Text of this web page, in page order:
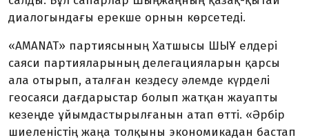
диалогындағы ерекше орнын көрсетеді.
«AMANAT» партиясының Хатшысы ШЫҰ елдері
саяси партияларының делегацияларын қарсы
ала отырып, аталған кездесу әлемде күрделі
геосаяси дағдарыстар болып жатқан жауапты
кезеңде ұйымдастырылғанын атап өтті. «Әрбір
шиеленістің жаңа толқыны экономикадан бастап